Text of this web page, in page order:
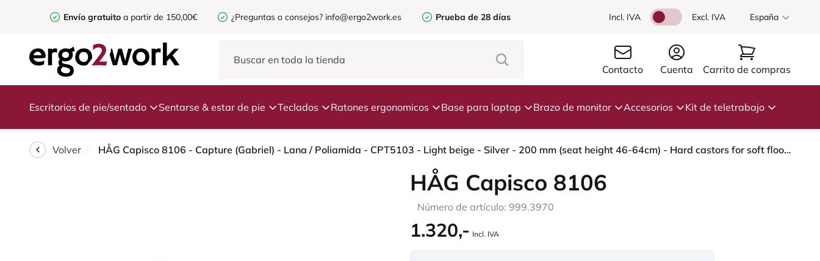
Envío gratuito a partir de 150,00€ ¿Preguntas o consejos? info@ergo2work.es Prueba de 28 días Incl. IVA Excl. IVA España
Contacto Cuenta Carrito de compras
Escritorios de pie/sentado Sentarse & estar de pie Teclados Ratones ergonomicos Base para laptop Brazo de monitor Accesorios Kit de teletrabajo
Volver HÅG Capisco 8106 - Capture (Gabriel) - Lana / Poliamida - CPT5103 - Light beige - Silver - 200 mm (seat height 46-64cm) - Hard castors for soft floors
HÅG Capisco 8106
Número de artículo: 999.3970
1.320,- Incl. IVA